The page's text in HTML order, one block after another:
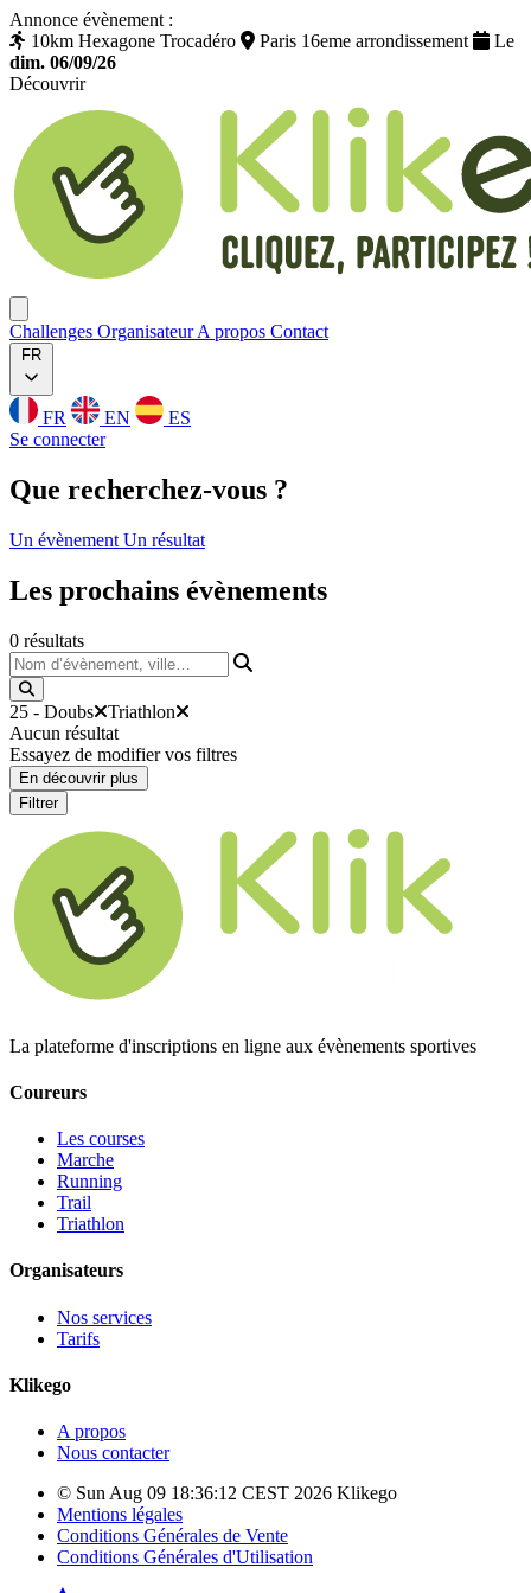
Annonce évènement :
10km Hexagone Trocadéro
Paris 16eme arrondissement
Le
dim. 06/09/26
Découvrir
Challenges OrganisateurA propos Contact
FR
FR EN
ES
Se connecter
Que recherchez-vous ?
Un évènement Un résultat
Les prochains évènements
0 résultats
Nom d’évènement, ville…
25 - Doubs
Triathlon
Aucun résultat
Essayez de modifier vos filtres
En découvrir plus
Filtrer
La plateforme d'inscriptions en ligne aux évènements sportives
Coureurs
Les courses
Marche
Running
Trail
Triathlon
Organisateurs
Nos services
Tarifs
Klikego
A propos
Nous contacter
© Sun Aug 09 18:36:12 CEST 2026 Klikego
Mentions légales
Conditions Générales de Vente
Conditions Générales d'Utilisation